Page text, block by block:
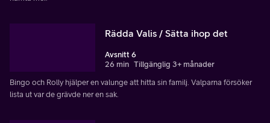
Rädda Valis / Sätta ihop det
Avsnitt 6
26 min Tillgänglig 3+ månader
Bingo och Rolly hjälper en valunge att hitta sin familj. Valparna försöker
lista ut var de grävde ner en sak.